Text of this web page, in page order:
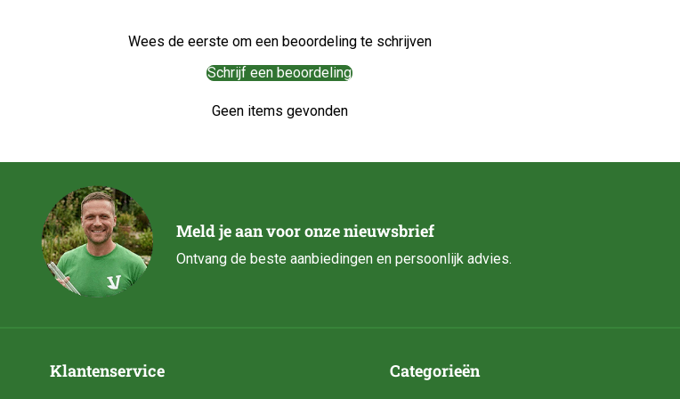
Wees de eerste om een beoordeling te schrijven
Schrijf een beoordeling
Geen items gevonden
Meld je aan voor onze nieuwsbrief
Ontvang de beste aanbiedingen en persoonlijk advies.
Klantenservice Categorieën